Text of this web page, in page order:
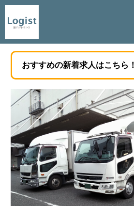
おすすめの新着求人はこちら！